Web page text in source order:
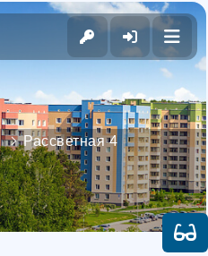
Рассветная 4